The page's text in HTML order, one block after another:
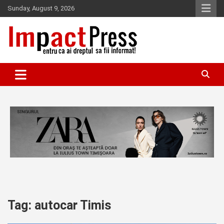
Skip
to
content
Sunday, August 9, 2026
IMPACTPRESS
Tag: autocar Timis